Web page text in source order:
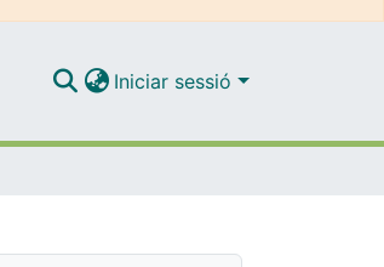
Iniciar sessió